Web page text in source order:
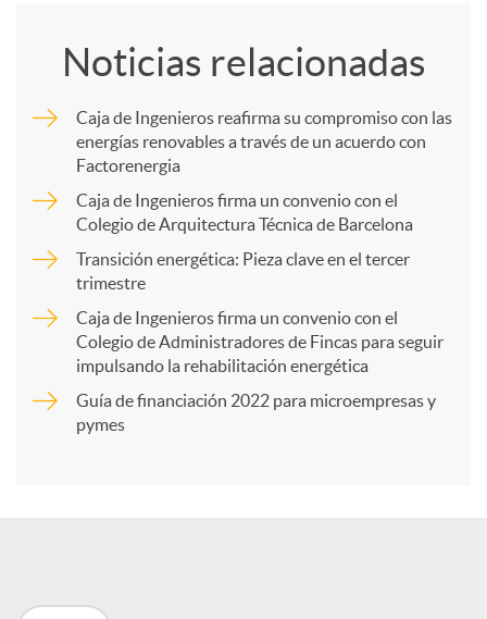
r
Noticias relacionadas
Caja de Ingenieros reafirma su compromiso con las
energías renovables a través de un acuerdo con
Factorenergia
Caja de Ingenieros firma un convenio con el
Colegio de Arquitectura Técnica de Barcelona
Transición energética: Pieza clave en el tercer
trimestre
Caja de Ingenieros firma un convenio con el
Colegio de Administradores de Fincas para seguir
impulsando la rehabilitación energética
Guía de financiación 2022 para microempresas y
pymes